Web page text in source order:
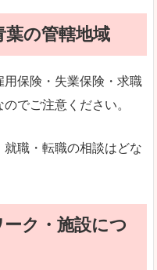
の管轄地域
保険・失業保険・求職
でご注意ください。
職・転職の相談はどな
ク・施設につ